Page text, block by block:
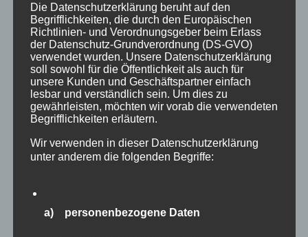
Die Datenschutzerklärung beruht auf den
Begrifflichkeiten, die durch den Europäischen
Richtlinien- und Verordnungsgeber beim Erlass
der Datenschutz-Grundverordnung (DS-GVO)
verwendet wurden. Unsere Datenschutzerklärung
soll sowohl für die Öffentlichkeit als auch für
unsere Kunden und Geschäftspartner einfach
lesbar und verständlich sein. Um dies zu
gewährleisten, möchten wir vorab die verwendeten
Begrifflichkeiten erläutern.
Wir verwenden in dieser Datenschutzerklärung
unter anderem die folgenden Begriffe:
a) personenbezogene Daten